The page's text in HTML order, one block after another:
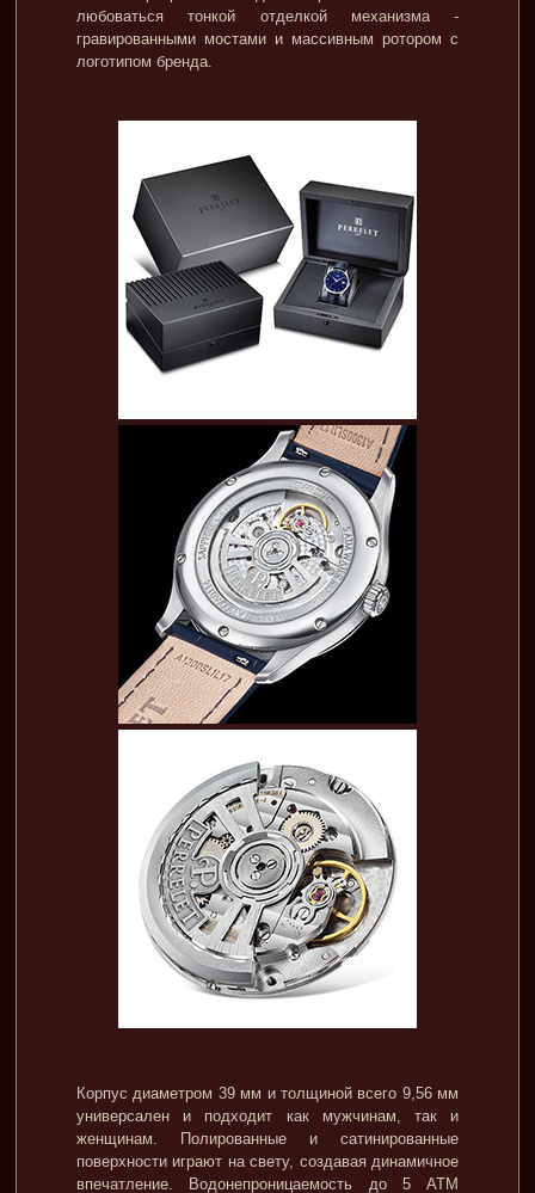
любоваться тонкой отделкой механизма -
гравированными мостами и массивным ротором с
логотипом бренда.
Корпус диаметром 39 мм и толщиной всего 9,56 мм
универсален и подходит как мужчинам, так и
женщинам. Полированные и сатинированные
поверхности играют на свету, создавая динамичное
впечатление. Водонепроницаемость до 5 ATM